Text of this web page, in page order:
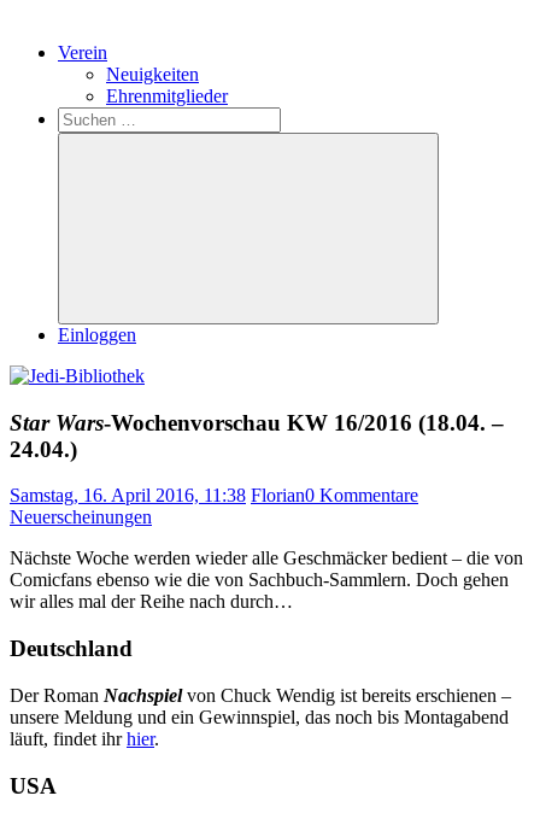
Verein
Neuigkeiten
Ehrenmitglieder
Search
Suchen
nach:
Suchen
Einloggen
Star Wars-Wochenvorschau KW 16/2016 (18.04. –
24.04.)
Samstag, 16. April 2016, 11:38 Florian0 Kommentare
Neuerscheinungen
Nächste Woche werden wieder alle Geschmäcker bedient – die von
Comicfans ebenso wie die von Sachbuch-Sammlern. Doch gehen
wir alles mal der Reihe nach durch…
Deutschland
Der Roman Nachspielvon Chuck Wendig ist bereits erschienen –
unsere Meldung und ein Gewinnspiel, das noch bis Montagabend
läuft, findet ihrhier.
USA